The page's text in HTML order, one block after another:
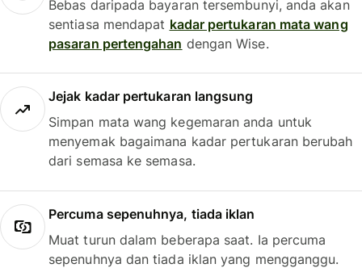
Bebas daripada bayaran tersembunyi, anda akan
sentiasa mendapat kadar pertukaran mata wang
pasaran pertengahan dengan Wise.
Jejak kadar pertukaran langsung
Simpan mata wang kegemaran anda untuk
menyemak bagaimana kadar pertukaran berubah
dari semasa ke semasa.
Percuma sepenuhnya, tiada iklan
Muat turun dalam beberapa saat. Ia percuma
sepenuhnya dan tiada iklan yang mengganggu.